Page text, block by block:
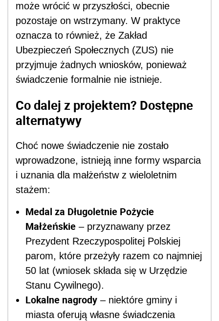
może wrócić w przyszłości, obecnie
pozostaje on wstrzymany. W praktyce
oznacza to również, że Zakład
Ubezpieczeń Społecznych (ZUS) nie
przyjmuje żadnych wniosków, ponieważ
świadczenie formalnie nie istnieje.
Co dalej z projektem? Dostępne
alternatywy
Choć nowe świadczenie nie zostało
wprowadzone, istnieją inne formy wsparcia
i uznania dla małżeństw z wieloletnim
stażem:
Medal za Długoletnie Pożycie
Małżeńskie – przyznawany przez
Prezydent Rzeczypospolitej Polskiej
parom, które przeżyły razem co najmniej
50 lat (wniosek składa się w Urzędzie
Stanu Cywilnego).
Lokalne nagrody – niektóre gminy i
miasta oferują własne świadczenia